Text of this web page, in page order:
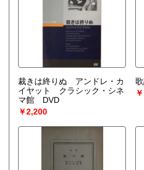
裁きは終りぬ アンドレ・カ
イヤット クラシック・シネ
マ館 DVD
￥2,200